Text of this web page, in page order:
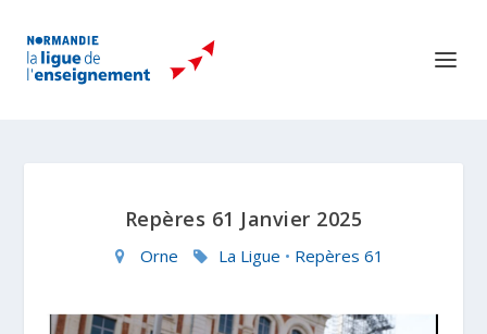
Repères 61 Janvier 2025
Orne La Ligue • Repères 61